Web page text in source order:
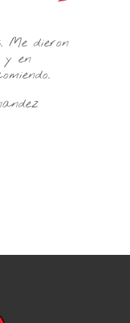
Les conocí por
que me
llamada me
profesionalidad.